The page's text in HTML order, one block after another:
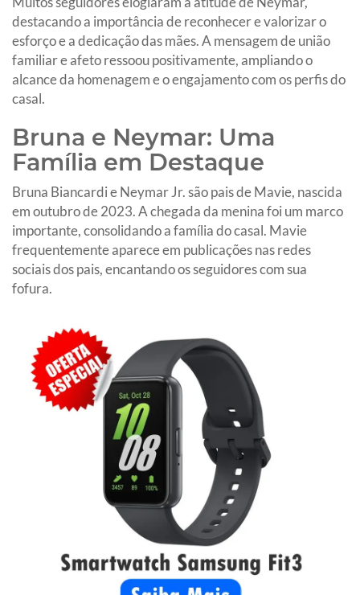
destacando a importância de reconhecer e valorizar o
esforço e a dedicação das mães. A mensagem de união
familiar e afeto ressoou positivamente, ampliando o
alcance da homenagem e o engajamento com os perfis do
casal.
Bruna e Neymar: Uma
Família em Destaque
Bruna Biancardi e Neymar Jr. são pais de Mavie, nascida
em outubro de 2023. A chegada da menina foi um marco
importante, consolidando a família do casal. Mavie
frequentemente aparece em publicações nas redes
sociais dos pais, encantando os seguidores com sua
fofura.